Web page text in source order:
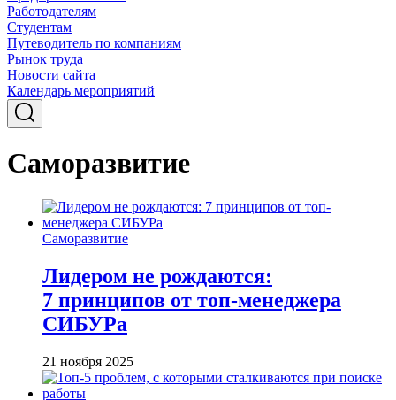
Работодателям
Студентам
Путеводитель по компаниям
Рынок труда
Новости сайта
Календарь мероприятий
Саморазвитие
Саморазвитие
Лидером не рождаются:
7 принципов от топ-менеджера
СИБУРа
21 ноября 2025